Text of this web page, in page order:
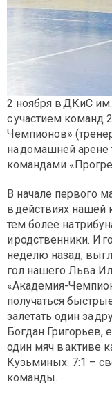
2 ноября в ДКиС
с участием команд
Чемпионов»
на домашней арене
командами
В начале первого
в действиях нашей
тем более на
и родственники. И
неделю назад,
гол нашего Льва
«Академия-
получаться
залетать один за
Богдан Григорьев,
один мяч в активе
Кузьминых. 7:1 –
команды.